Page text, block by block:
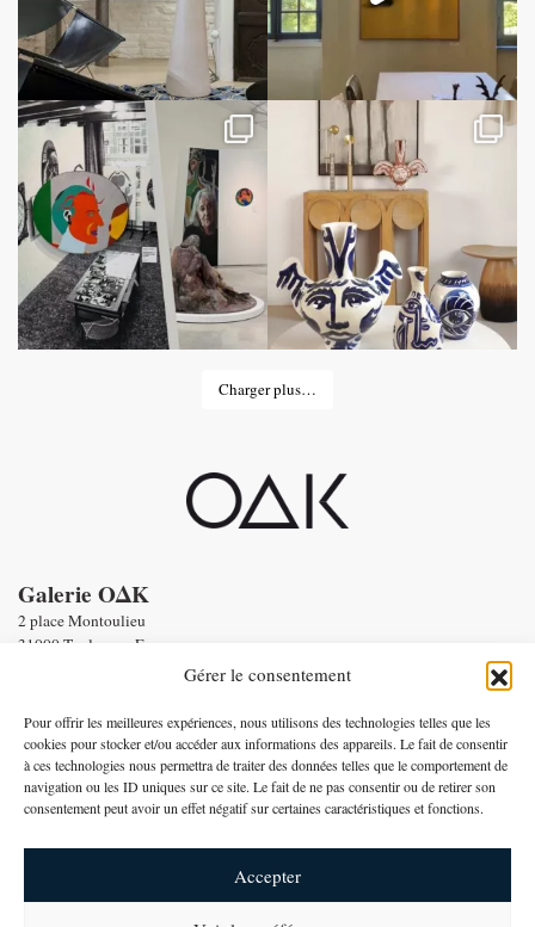
Gérer le consentement
Pour offrir les meilleures expériences, nous utilisons des technologies telles que les
cookies pour stocker et/ou accéder aux informations des appareils. Le fait de consentir
à ces technologies nous permettra de traiter des données telles que le comportement de
navigation ou les ID uniques sur ce site. Le fait de ne pas consentir ou de retirer son
consentement peut avoir un effet négatif sur certaines caractéristiques et fonctions.
Accepter
Charger plus…
Galerie OΔK
2 place Montoulieu
31000 Toulouse - France
+33 6 58 56 86 19
-Conditions générales de vente
-Mentions légales
Paiement par
Français